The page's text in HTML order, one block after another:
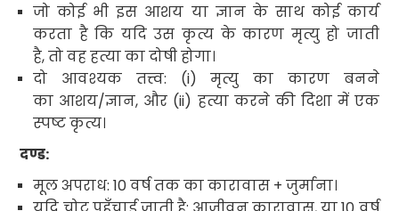
जो कोई भी इस आशय या ज्ञान के साथ कोई कार्य
करता है कि यदि उस कृत्य के कारण मृत्यु हो जाती
है,तो वह हत्या का दोषी होगा।
दो आवश्यक तत्त्व: (i)मृत्यु का कारण बनने
का आशय/ज्ञान, और (ii) हत्या करने की दिशा में एक
स्पष्ट कृत्य।
दण्ड:
मूल अपराध:10वर्ष तक का कारावास + जुर्माना।